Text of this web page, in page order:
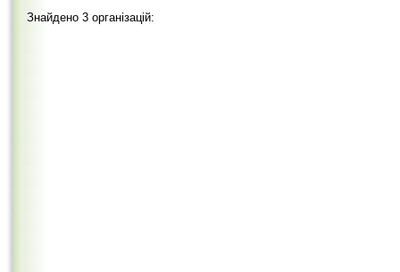
Знайдено 3 організацій: